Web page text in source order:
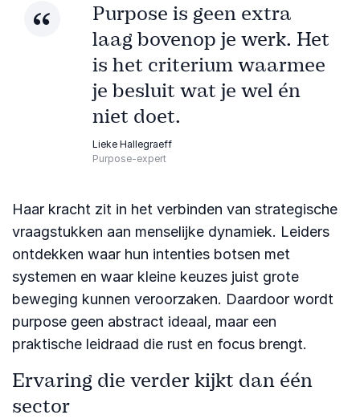
Purpose is geen extra
laag bovenop je werk. Het
is het criterium waarmee
je besluit wat je wel én
niet doet.
Lieke Hallegraeff
Purpose-expert
Haar kracht zit in het verbinden van strategische
vraagstukken aan menselijke dynamiek. Leiders
ontdekken waar hun intenties botsen met
systemen en waar kleine keuzes juist grote
beweging kunnen veroorzaken. Daardoor wordt
purpose geen abstract ideaal, maar een
praktische leidraad die rust en focus brengt.
Ervaring die verder kijkt dan één
sector